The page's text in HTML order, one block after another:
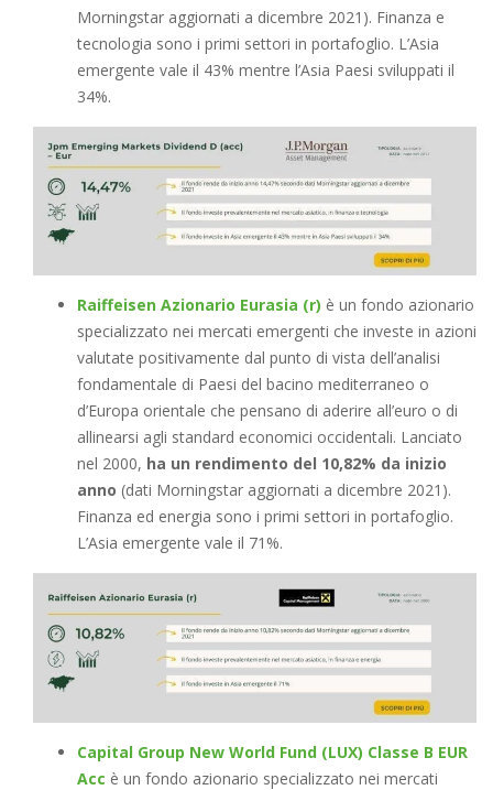
Morningstar aggiornati a dicembre 2021). Finanza e
tecnologia sono i primi settori in portafoglio. L’Asia
emergente vale il 43% mentre l’Asia Paesi sviluppati il
34%.
Raiffeisen Azionario Eurasia (r) è un fondo azionario
specializzato nei mercati emergenti che investe in azioni
valutate positivamente dal punto di vista dell’analisi
fondamentale di Paesi del bacino mediterraneo o
d’Europa orientale che pensano di aderire all’euro o di
allinearsi agli standard economici occidentali. Lanciato
nel 2000, ha un rendimento del 10,82% da inizio
anno (dati Morningstar aggiornati a dicembre 2021).
Finanza ed energia sono i primi settori in portafoglio.
L’Asia emergente vale il 71%.
Capital Group New World Fund (LUX) Classe B EUR
Acc è un fondo azionario specializzato nei mercati